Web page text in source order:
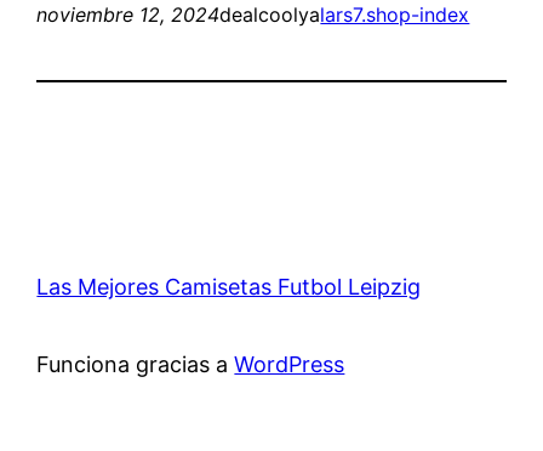
noviembre 12, 2024dealcoolyalars7.shop-index
Las Mejores Camisetas Futbol Leipzig
Funciona gracias aWordPress